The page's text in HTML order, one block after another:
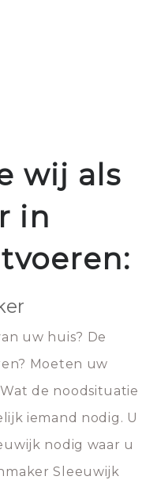
wij als
in
uw huis? De
Moeten uw
de noodsituatie
iemand nodig. U
nodig waar u
Sleeuwijk